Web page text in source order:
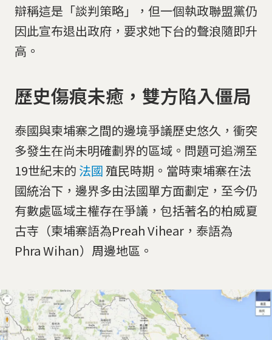
辯稱這是「談判策略」，但一個執政聯盟黨仍
因此宣布退出政府，要求她下台的聲浪隨即升
高。
歷史傷痕未癒，雙方陷入僵局
泰國與柬埔寨之間的邊境爭議歷史悠久，衝突
多發生在尚未明確劃界的區域。問題可追溯至
19世紀末的 法國殖民時期。當時柬埔寨在法
國統治下，邊界多由法國單方面劃定，至今仍
有數處區域主權存在爭議，包括著名的柏威夏
古寺（柬埔寨語為Preah Vihear，泰語為
Phra Wihan）周邊地區。